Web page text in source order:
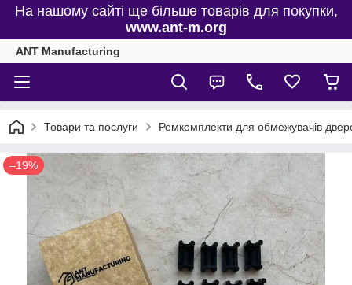
На нашому сайті ще більше товарів для покупки,
www.ant-m.org
ANT Manufacturing
Товари та послуги Ремкомплекти для обмежувачів
–19%